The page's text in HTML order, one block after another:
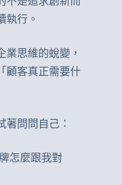
執行。
業思維的蛻變，
顧客真正需要什
著問問自己：
怎麼跟我對